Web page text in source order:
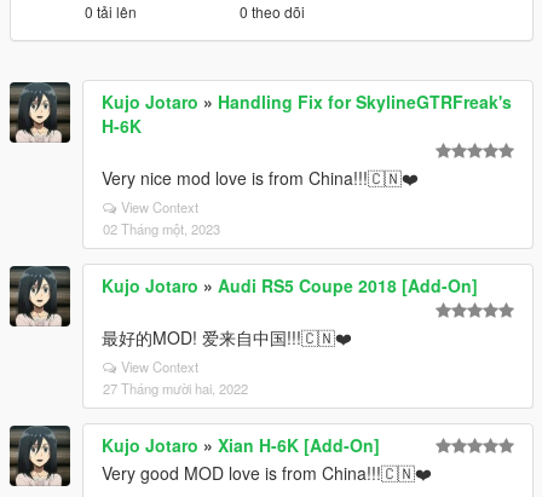
0 tải lên 0 theo dõi
Kujo Jotaro » Handling Fix for SkylineGTRFreak's
H-6K
Very nice mod love is from China!!!🇨🇳❤️
View Context
02 Tháng một, 2023
Kujo Jotaro » Audi RS5 Coupe 2018 [Add-On]
最好的MOD! 爱来自中国!!!🇨🇳❤️
View Context
27 Tháng mười hai, 2022
Kujo Jotaro » Xian H-6K [Add-On]
Very good MOD love is from China!!!🇨🇳❤️